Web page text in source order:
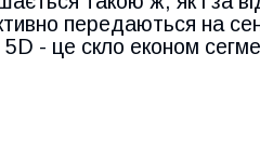
передаються на
- це скло економ